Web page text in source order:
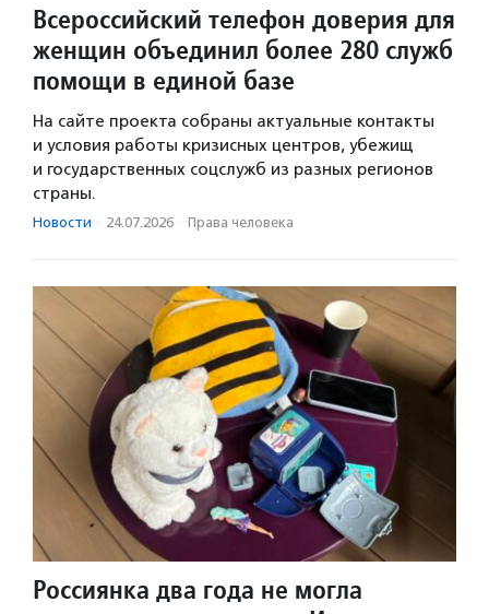
Всероссийский телефон доверия для
женщин объединил более 280 служб
помощи в единой базе
На сайте проекта собраны актуальные контакты
и условия работы кризисных центров, убежищ
и государственных соцслужб из разных регионов
страны.
Новости · 24.07.2026 · Права человека
Россиянка два года не могла